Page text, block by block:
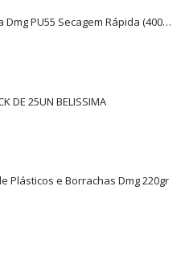
Cola Para-Brisa Dmg PU55 Secagem Rápida (400gr)
DE 25UN BELISSIMA
Plásticos e Borrachas Dmg 220gr